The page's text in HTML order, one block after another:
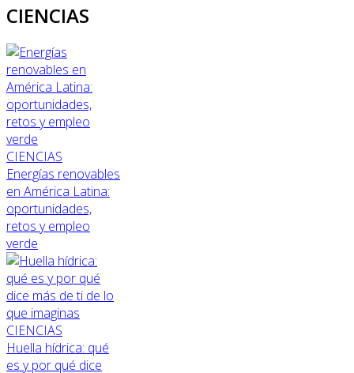
CIENCIAS
CIENCIAS
Energías renovables
en América Latina:
oportunidades,
retos y empleo
verde
CIENCIAS
Huella hídrica: qué
es y por qué dice